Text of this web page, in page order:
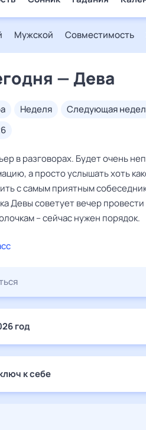
Мужской Совместимость
— Дева
неделя следующая
в разговорах. Будет очень
а просто услышать хоть
с самым приятным
Девы советует вечер
– сейчас нужен порядок.
год
к себе